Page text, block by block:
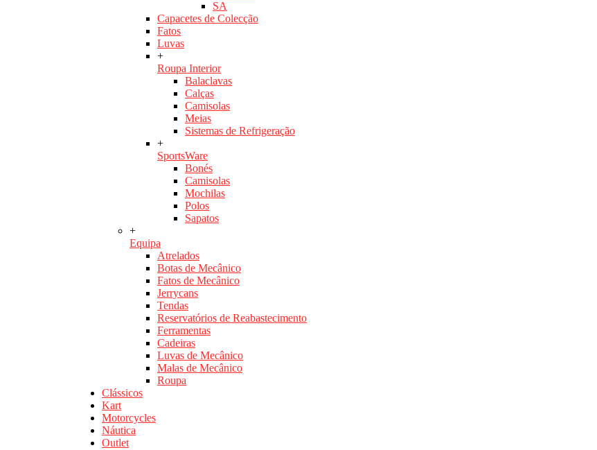
SA
Capacetes de Colecção
Fatos
Luvas
+
Roupa Interior
Balaclavas
Calças
Camisolas
Meias
Sistemas de Refrigeração
+
SportsWare
Bonés
Camisolas
Mochilas
Polos
Sapatos
+
Equipa
Atrelados
Botas de Mecânico
Fatos de Mecânico
Jerrycans
Tendas
Reservatórios de Reabastecimento
Ferramentas
Cadeiras
Luvas de Mecânico
Malas de Mecânico
Roupa
Clássicos
Kart
Motorcycles
Náutica
Outlet